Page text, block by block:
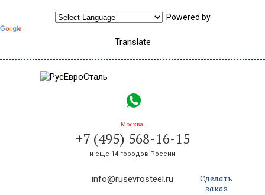
Powered by
Translate
Москва:
+7 (495) 568-16-15
и еще 14 городов России
info@rusevrosteel.ru
Сделать
заказ